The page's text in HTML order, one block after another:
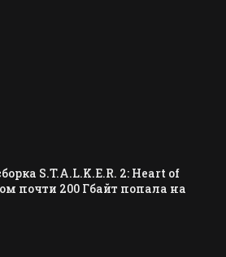
S.T.A.L.K.E.R. 2: Heart of
почти 200 Гбайт попала на